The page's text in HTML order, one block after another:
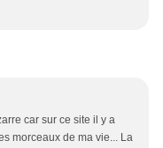
car sur ce site il y a
morceaux de ma vie... La